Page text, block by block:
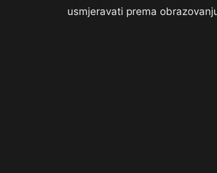
usmjeravati prema